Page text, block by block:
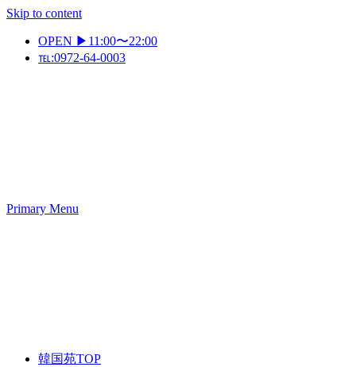
Skip to content
OPEN ▶11:00〜22:00
℡:0972-64-0003
Primary Menu
韓国苑TOP